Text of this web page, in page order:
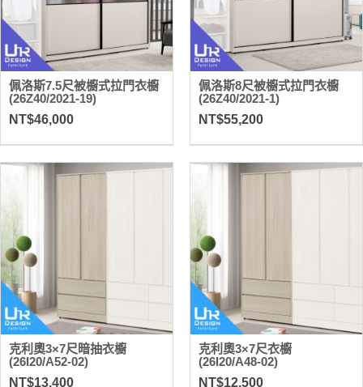
佩洛斯7.5尺被櫥式拉門衣櫥
(26Z40/2021-19)
NT$46,000
佩洛斯8尺被櫥式拉門衣櫥
(26Z40/2021-1)
NT$55,200
克利奧3×7尺暗抽衣櫥
(26I20/A52-02)
NT$13,400
克利奧3×7尺衣櫥
(26I20/A48-02)
NT$12,500